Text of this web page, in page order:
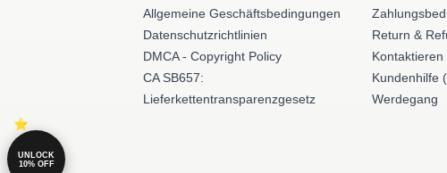
Allgemeine Geschäftsbedingungen
Datenschutzrichtlinien
DMCA - Copyright Policy
CA SB657:
Lieferkettentransparenzgesetz
Return &
Kontaktieren
Kundenhilfe
Werdegang
UNLOCK
10% OFF